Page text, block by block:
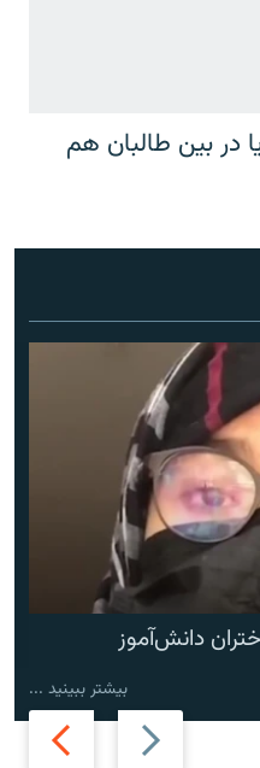
در بین طالبان هم
Previous
slide
Next
slide
دانش‌آموز
بیشتر ببینید ...